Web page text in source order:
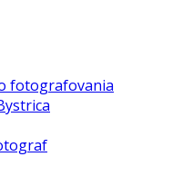
fotografovania